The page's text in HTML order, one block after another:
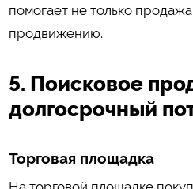
помогает не только
продвижению.
5. Поисковое
долгосрочный
Торговая площадка